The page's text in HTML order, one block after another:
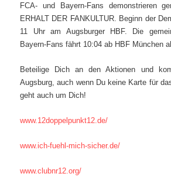
FCA- und Bayern-Fans demonstrieren
ERHALT DER FANKULTUR. Beginn der
11 Uhr am Augsburger HBF. Die
Bayern-Fans fährt 10:04 ab HBF München
Beteilige Dich an den Aktionen und
Augsburg, auch wenn Du keine Karte für
geht auch um Dich!
www.12doppelpunkt12.de/
www.ich-fuehl-mich-sicher.de/
www.clubnr12.org/